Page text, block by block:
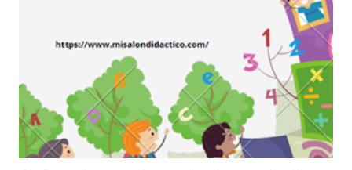
información, prácticas y elementos fundamentales para que los
niños puedan equilibrar su formación sobre todo ahora que la
pandemia nos ha retrasado en diversas acciones que
habitualmente se ejemplificaban de mejor manera cuando las
clases eran presenciales. Nuevamente nuestro reconocimiento
y agradecimiento a los autores de este magníf...